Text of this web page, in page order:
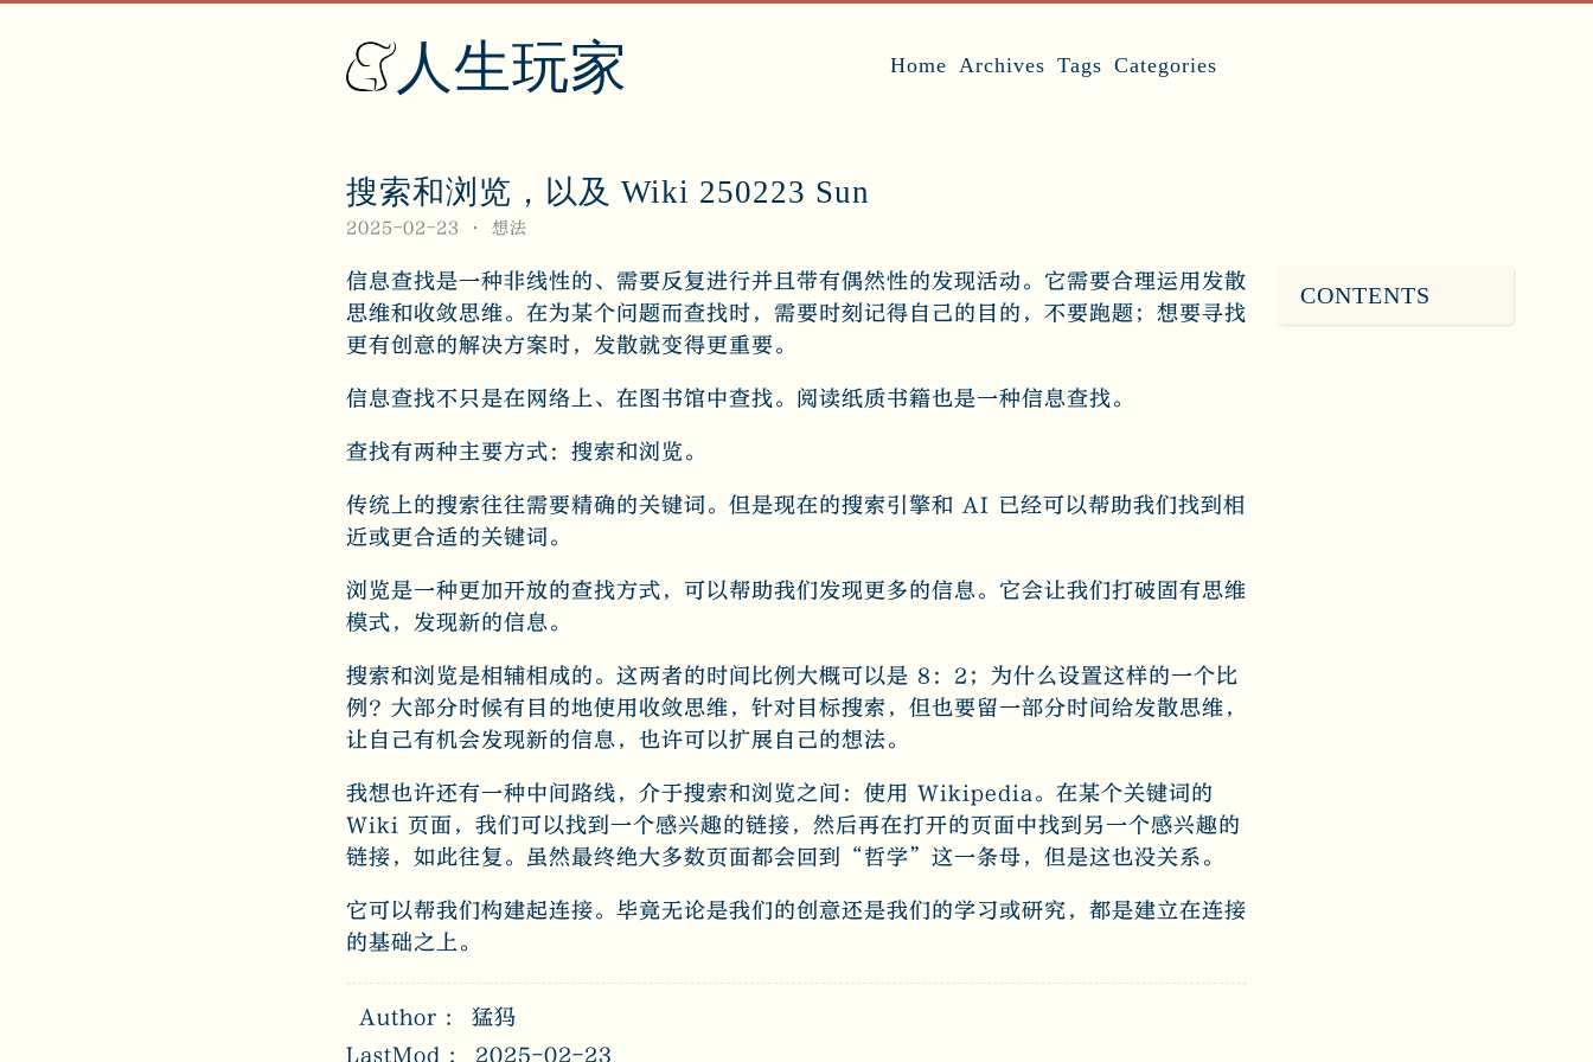
人生玩家 Home Archives Tags Categories
搜索和浏览，以及 Wiki 250223 Sun
2025-02-23 想法
CONTENTS
信息查找是一种非线性的、需要反复进行并且带有偶然性的发现活动。它需要合理运用发散
思维和收敛思维。在为某个问题而查找时，需要时刻记得自己的目的，不要跑题；想要寻找
更有创意的解决方案时，发散就变得更重要。
信息查找不只是在网络上、在图书馆中查找。阅读纸质书籍也是一种信息查找。
查找有两种主要方式：搜索和浏览。
传统上的搜索往往需要精确的关键词。但是现在的搜索引擎和 AI 已经可以帮助我们找到相
近或更合适的关键词。
浏览是一种更加开放的查找方式，可以帮助我们发现更多的信息。它会让我们打破固有思维
模式，发现新的信息。
搜索和浏览是相辅相成的。这两者的时间比例大概可以是 8：2；为什么设置这样的一个比
例？大部分时候有目的地使用收敛思维，针对目标搜索，但也要留一部分时间给发散思维，
让自己有机会发现新的信息，也许可以扩展自己的想法。
我想也许还有一种中间路线，介于搜索和浏览之间：使用 Wikipedia。在某个关键词的
Wiki 页面，我们可以找到一个感兴趣的链接，然后再在打开的页面中找到另一个感兴趣的
链接，如此往复。虽然最终绝大多数页面都会回到“哲学”这一条母，但是这也没关系。
它可以帮我们构建起连接。毕竟无论是我们的创意还是我们的学习或研究，都是建立在连接
的基础之上。
Author
猛犸
LastMod
2025-02-23